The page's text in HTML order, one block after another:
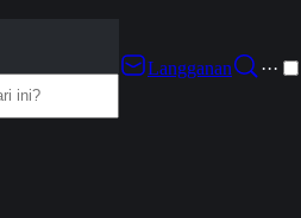
Langganan
···